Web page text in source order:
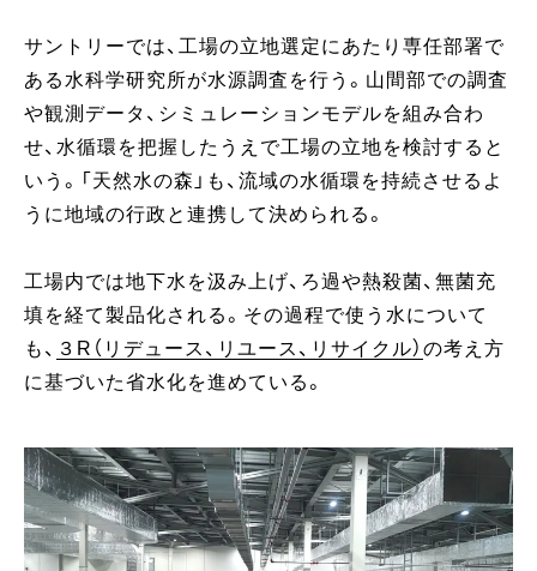
サントリーでは、工場の立地選定にあたり専任部署で
ある水科学研究所が水源調査を行う。山間部での調査
や観測データ、シミュレーションモデルを組み合わ
せ、水循環を把握したうえで工場の立地を検討すると
いう。「天然水の森」も、流域の水循環を持続させるよ
うに地域の行政と連携して決められる。
工場内では地下水を汲み上げ、ろ過や熱殺菌、無菌充
填を経て製品化される。その過程で使う水について
も、 ３R（リデュース、リユース、リサイクル） の考え方
に基づいた省水化を進めている。